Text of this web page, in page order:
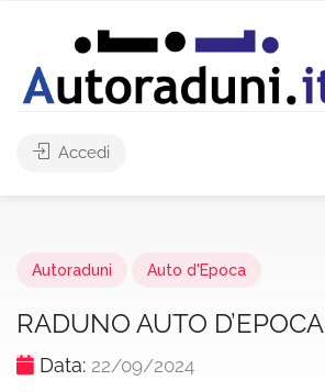
Accedi
Autoraduni Auto d'Epoca
RADUNO AUTO D’EPOCA
Data: 22/09/2024